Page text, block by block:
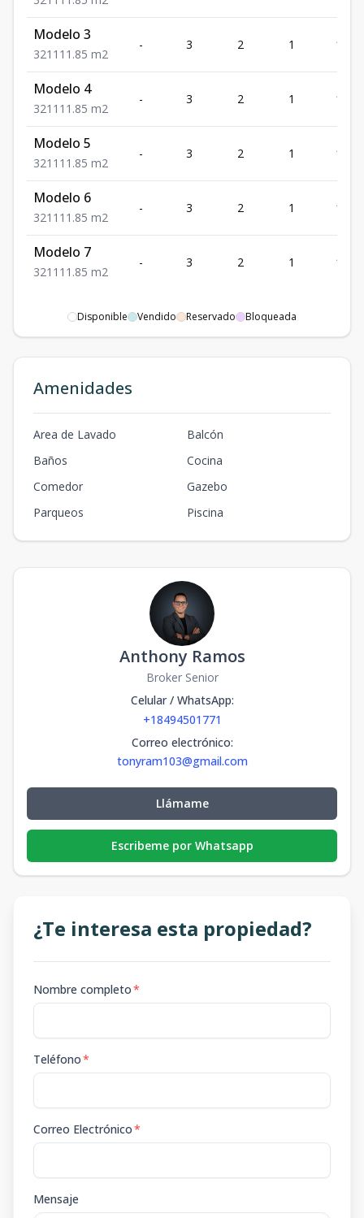
Modelo 3
321 111.85 m2
- 3 2 1
Modelo 4
321 111.85 m2
- 3 2 1
Modelo 5
321 111.85 m2
- 3 2 1
Modelo 6
321 111.85 m2
- 3 2 1
Modelo 7
321 111.85 m2
- 3 2 1
Disponible Vendido Reservado Bloqueada
Amenidades
Area de Lavado
Balcón
Baños
Cocina
Comedor
Gazebo
Parqueos
Piscina
Anthony Ramos
Broker Senior
Celular / WhatsApp:
+18494501771
Correo electrónico:
tonyram103@gmail.com
Llámame
Escribeme por Whatsapp
¿Te interesa esta propiedad?
Nombre completo*
Teléfono*
Correo Electrónico*
Mensaje